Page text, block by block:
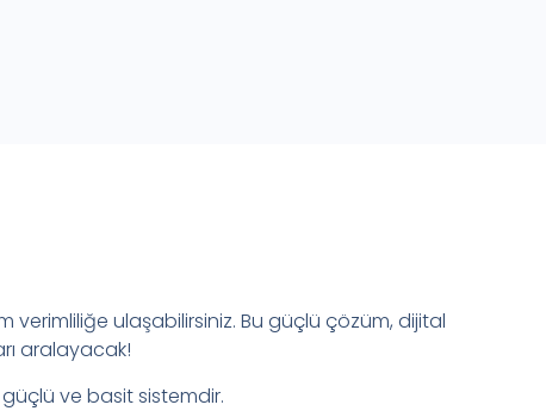
verimliliğe ulaşabilirsiniz. Bu güçlü çözüm, dijital
aralayacak!
güçlü ve basit sistemdir.